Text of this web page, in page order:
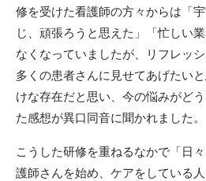
修を受けた看護師の方々からは「
じ、頑張ろうと思えた」「忙しい
なくなっていましたが、リフレッ
多くの患者さんに見せてあげたい
けな存在だと思い、今の悩みがど
た感想が異口同音に聞かれました。
こうした研修を重ねるなかで「日
護師さんを始め、ケアをしている